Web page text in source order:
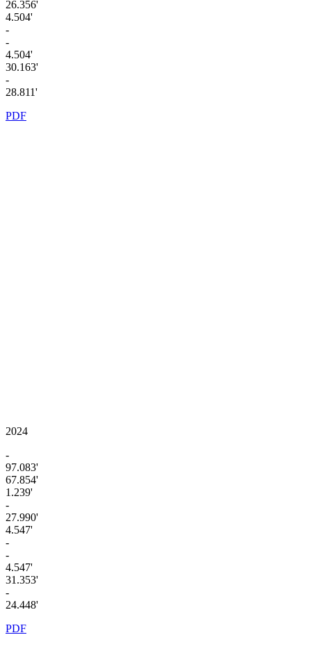
26.356'
4.504'
-
-
4.504'
30.163'
-
28.811'
PDF
2024
-
97.083'
67.854'
1.239'
-
27.990'
4.547'
-
-
4.547'
31.353'
-
24.448'
PDF